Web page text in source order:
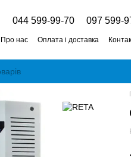
044 599-99-70 097 599-
Про нас Оплата і доставка